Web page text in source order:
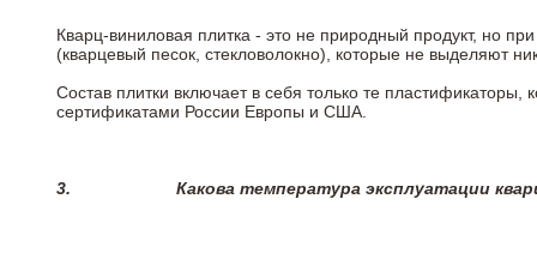
Кварц-виниловая плитка - это не природный продукт, но
(кварцевый песок, стекловолокно), которые не выделяют
Состав плитки включает в себя только те
сертификатами России Европы и США.
3. Какова температура эксплуатации